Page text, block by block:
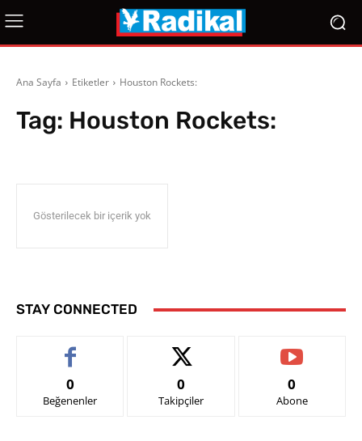
Ana Sayfa Etiketler Houston Rockets:
Tag: Houston Rockets:
Gösterilecek bir içerik yok
STAY CONNECTED
0
Beğenenler
0
Takipçiler
0
Abone